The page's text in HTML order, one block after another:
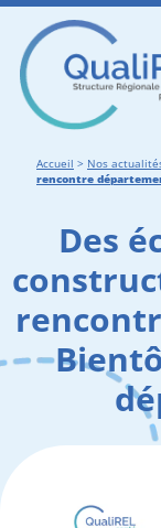
Accueil > Nos
rencontre
Des